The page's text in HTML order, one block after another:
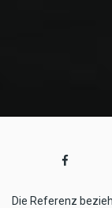
Die Referenz